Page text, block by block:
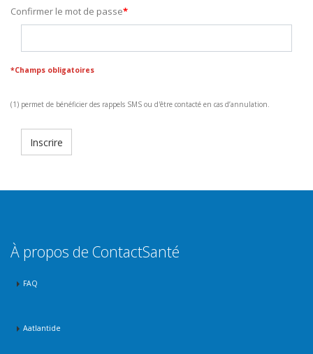
Confirmer le mot de passe
*Champs obligatoires
(1) permet de bénéficier des rappels SMS ou d'être contacté en cas d’annulation.
À propos de ContactSanté
FAQ
Aatlantide